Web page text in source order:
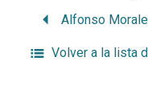
Volver a la lista